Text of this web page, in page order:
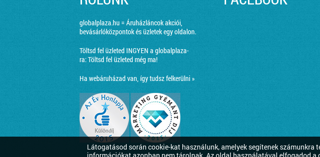
Látogatásod során cookie-kat használunk, amelyek segítenek
globalplaza.hu = Áruházláncok akciói,
bevásárlóközpontok és üzletek egy oldalon.
Töltsd fel üzleted INGYEN a globalplaza-
ra:Töltsd fel üzleted még ma!
Ha webáruházad van, így tudsz felkerülni »